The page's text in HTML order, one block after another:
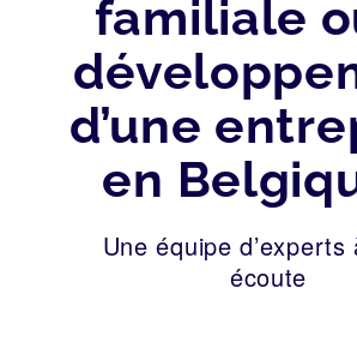
familiale
d’une
en
Une équipe
écoute